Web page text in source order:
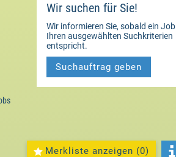
Wir suchen für Sie!
Wir informieren Sie, sobald ein Job
Ihren ausgewählten Suchkriterien
entspricht.
Suchauftrag geben
Merkliste anzeigen (0)